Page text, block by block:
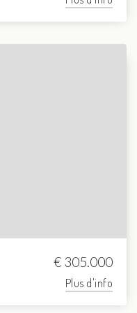
€ 305.000
Plus d'info